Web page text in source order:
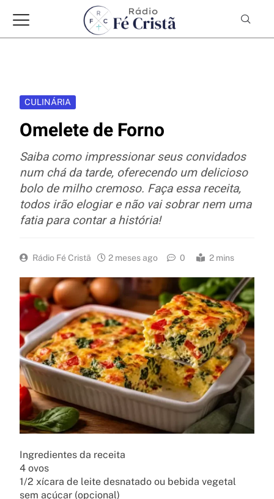
CULINÁRIA
Omelete de Forno
Saiba como impressionar seus convidados
num chá da tarde, oferecendo um delicioso
bolo de milho cremoso. Faça essa receita,
todos irão elogiar e não vai sobrar nem uma
fatia para contar a história!
Rádio Fé Cristã 2 meses ago 0 2 mins
Ingredientes da receita
4 ovos
1/2 xícara de leite desnatado ou bebida vegetal
sem açúcar (opcional)